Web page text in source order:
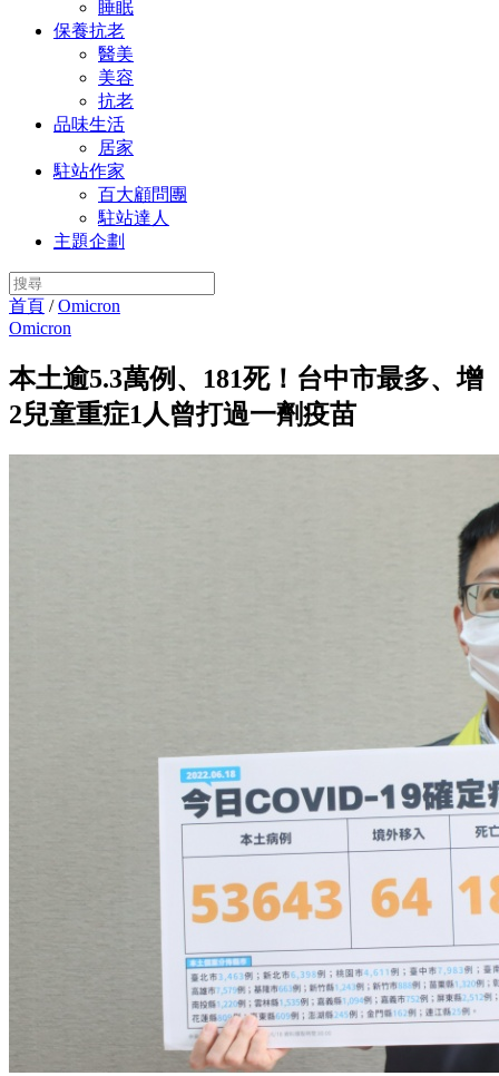
睡眠
保養抗老
醫美
美容
抗老
品味生活
居家
駐站作家
百大顧問團
駐站達人
主題企劃
首頁 /Omicron
Omicron
本土逾5.3萬例、181死！台中市最多、增
2兒童重症1人曾打過一劑疫苗